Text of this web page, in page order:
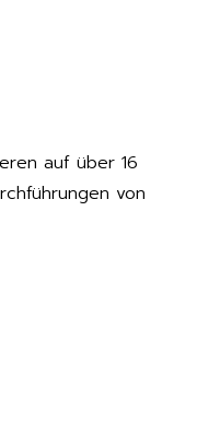
auf über 16
von